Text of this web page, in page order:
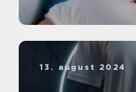
13. august 2024